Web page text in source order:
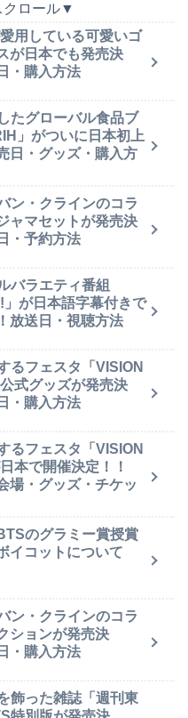
クロール▼
用している可愛いゴ
が日本でも発売決
・購入方法
たグローバル食品ブ
」がついに日本初上
日・グッズ・購入方
ン・クラインのコラ
ャマセットが発売決
・予約方法
バラエティ番組
」が日本語字幕付きで
放送日・視聴方法
るフェスタ「VISION
式グッズが発売決
・購入方法
るフェスタ「VISION
本で開催決定！！
場・グッズ・チケッ
のグラミー賞授賞
イコットについて
ン・クラインのコラ
ションが発売決
・購入方法
飾った雑誌「週刊東